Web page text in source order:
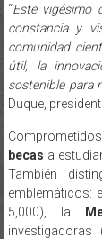
“Este vigésimo
constancia y
comunidad
útil, la
sostenible para
Duque,
becas a
También
emblemáticos: el
5,000), la